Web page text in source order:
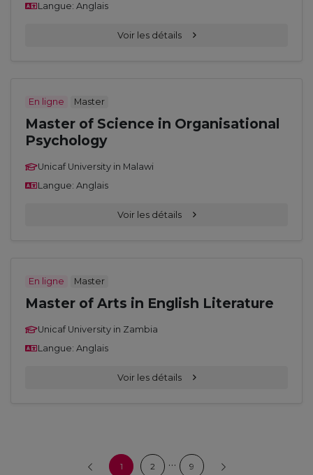
Langue: Anglais
Voir les détails
En ligne Master
Master of Science in Organisational
Psychology
Unicaf University in Malawi
Langue: Anglais
Voir les détails
En ligne Master
Master of Arts in English Literature
Unicaf University in Zambia
Langue: Anglais
Voir les détails
1 2 … 9